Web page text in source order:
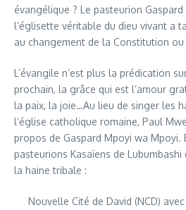
évangélique ? Le pasteurion
l’églisette véritable du dieu vivant a
au changement de la Constitution ou
L’évangile n’est plus la prédication
prochain, la grâce qui est l’amour
la paix, la joie…Au lieu de singer les
l’église catholique romaine, Paul
propos de Gaspard Mpoyi wa Mpoyi.
pasteurions Kasaïens de
la haine tribale :
Nouvelle Cité de David (NCD)